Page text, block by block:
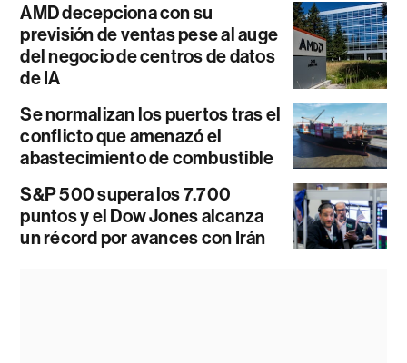
AMD decepciona con su
previsión de ventas pese al auge
del negocio de centros de datos
de IA
Se normalizan los puertos tras el
conflicto que amenazó el
abastecimiento de combustible
S&P 500 supera los 7.700
puntos y el Dow Jones alcanza
un récord por avances con Irán